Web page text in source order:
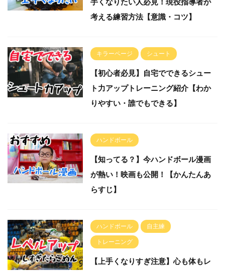
考える練習方法【意識・コツ】
キラーページ シュート
【初心者必見】自宅でできるシュー
ト力アップトレーニング紹介【わか
りやすい・誰でもできる】
ハンドボール
【知ってる？】今ハンドボール漫画
が熱い！映画も公開！【かんたんあ
らすじ】
ハンドボール 自主練
トレーニング
【上手くなりすぎ注意】心も体もレ